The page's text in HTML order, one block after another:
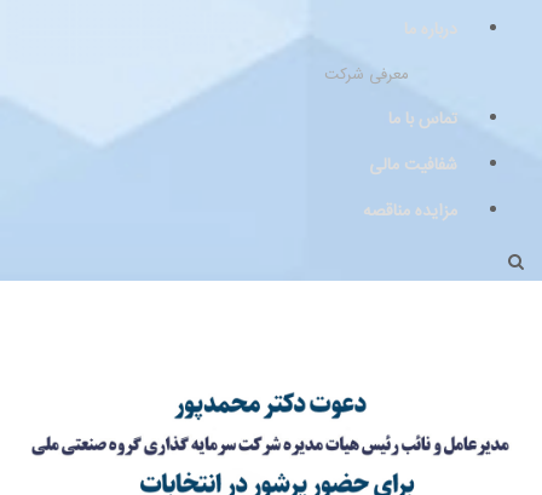
درباره ما
معرفی شرکت
تماس با ما
شفافیت مالی
مزایده مناقصه